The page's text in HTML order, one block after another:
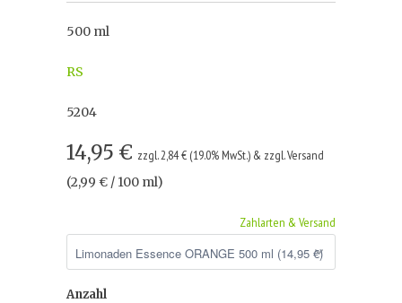
500 ml
RS
5204
14,95 € zzgl. 2,84 € (19.0% MwSt.) & zzgl. Versand
(2,99 € / 100 ml)
Zahlarten & Versand
Anzahl